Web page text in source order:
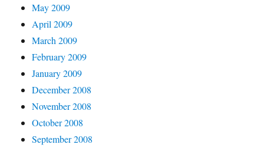
May 2009
April 2009
March 2009
February 2009
January 2009
December 2008
November 2008
October 2008
September 2008